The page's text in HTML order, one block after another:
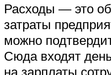
Расходы — это
затраты
можно
Сюда входят
на зарплаты